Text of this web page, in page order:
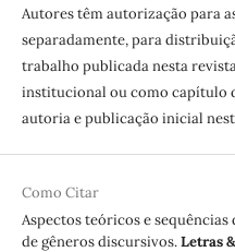
Autores têm autorização para
separadamente, para
trabalho publicada nesta
institucional ou como capítulo
autoria e publicação inicial
Como Citar
Aspectos teóricos e
de gêneros discursivos.Letras